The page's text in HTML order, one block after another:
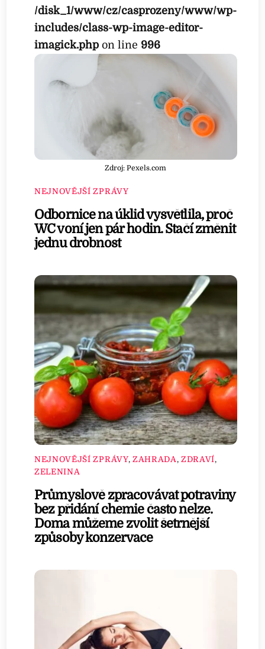
/disk_1/www/cz/casprozeny/www/wp-
includes/class-wp-image-editor-
imagick.php on line 996
Zdroj: Pexels.com
NEJNOVĚJŠÍ ZPRÁVY
Odbornice na úklid vysvětlila, proč
WC voní jen pár hodin. Stačí změnit
jednu drobnost
NEJNOVĚJŠÍ ZPRÁVY, ZAHRADA, ZDRAVÍ,
ZELENINA
Průmyslově zpracovávat potraviny
bez přidání chemie často nelze.
Doma můžeme zvolit šetrnější
způsoby konzervace